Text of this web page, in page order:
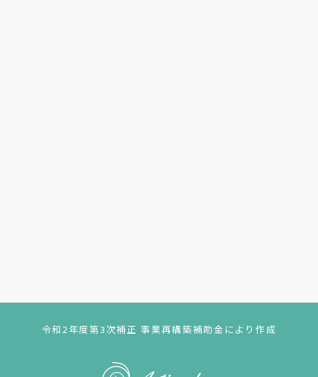
令和2年度第3次補正 事業再構築補助金により作成